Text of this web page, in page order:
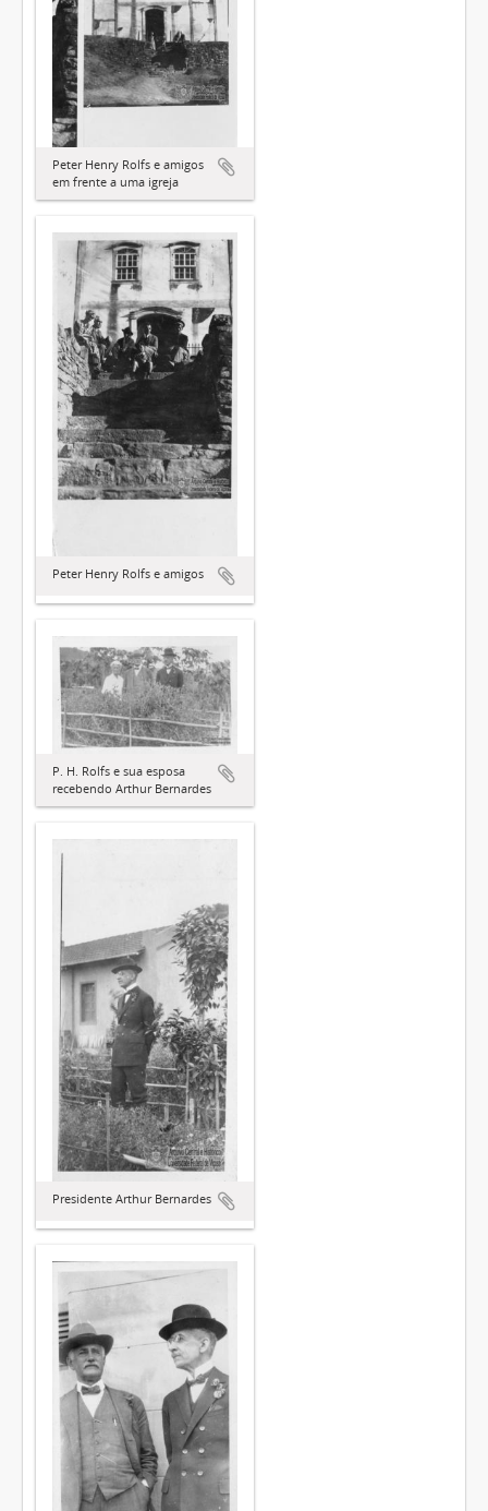
Peter Henry Rolfs e amigos
em frente a uma igreja
Peter Henry Rolfs e amigos
P. H. Rolfs e sua esposa
recebendo Arthur Bernardes
Presidente Arthur Bernardes